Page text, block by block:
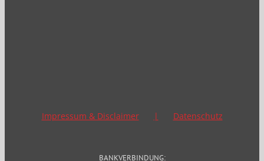
Impressum & Disclaimer Datenschutz
BANKVERBINDUNG: